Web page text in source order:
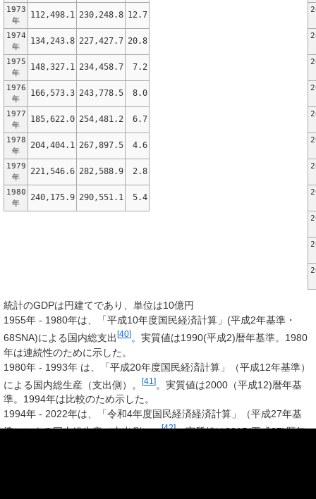
1973
年
112,498.1 230,248.8 12.7
1974
年
134,243.8 227,427.7 20.8
1975
年
148,327.1 234,458.7 7.2
1976
年
166,573.3 243,778.5 8.0
1977
年
185,622.0 254,481.2 6.7
1978
年
204,404.1 267,897.5 4.6
1979
年
221,546.6 282,588.9 2.8
1980
年
240,175.9 290,551.1 5.4
統計のGDPは円建てであり、単位は10億円
1955年 - 1980年は、「平成10年度国民経済計算」(平成2年基準・
68SNA)による国内総支出[40]。実質値は1990(平成2)暦年基準。1980
年は連続性のために示した。
1980年 - 1993年 は、「平成20年度国民経済計算」（平成12年基準）
による国内総生産（支出側）。
[41 ]。実質値は2000（平成12)暦年基
準。1994年は比較のため示した。
1994年 - 2022年は、「令和4年度国民経済経済計算」（平成27年基
準）による国内総生産（支出側）。[42]。実質値は2015(平成27)暦年